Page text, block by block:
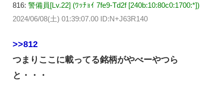
816: 警備員[Lv.22] (ﾜｯﾁｮｲ 7fe9-Td2f [240b:10:80c0:1700:*])
2024/06/08(土) 01:39:07.00 ID:N+J63R140
>>812
つまりここに載ってる銘柄がやべーやつら
と・・・